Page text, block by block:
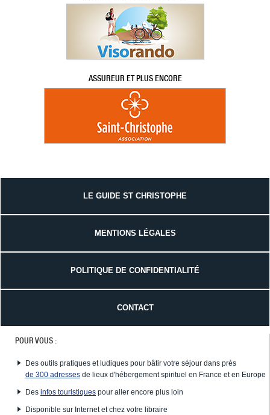
ASSUREUR ET PLUS ENCORE
LE GUIDE ST CHRISTOPHE
MENTIONS LÉGALES
POLITIQUE DE CONFIDENTIALITÉ
CONTACT
POUR VOUS :
Des outils pratiques et ludiques pour bâtir votre séjour dans près
de 300 adresses de lieux d'hébergement spirituel en France et en Europe
Des infos touristiques pour aller encore plus loin
Disponible sur Internet et chez votre libraire